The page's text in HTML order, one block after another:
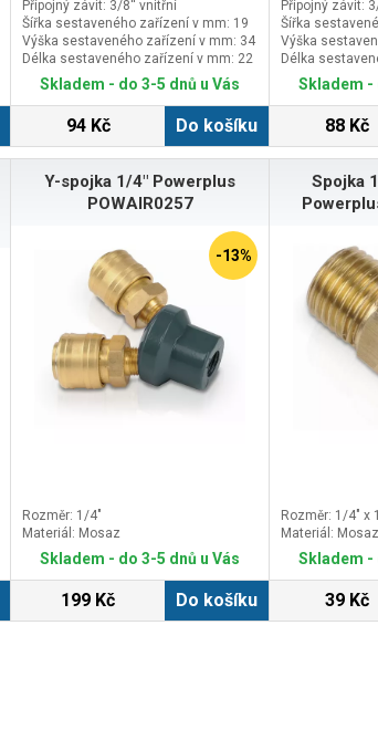
Přípojný závit: 3/8'' vnitřní
Šířka sestaveného zařízení v mm: 19
Výška sestaveného zařízení v mm: 34
Délka sestaveného zařízení v mm: 22
Skladem - do 3-5 dnů u Vás
94 Kč Do košíku
Přípojný závit:
Šířka
Výška
Délka
Skladem -
88 Kč
Y-spojka 1/4" Powerplus
POWAIR0257
-13%
Rozměr: 1/4"
Materiál: Mosaz
Skladem - do 3-5 dnů u Vás
199 Kč Do košíku
Spojka
Rozměr: 1/4" x
Materiál: Mosaz
Skladem -
39 Kč